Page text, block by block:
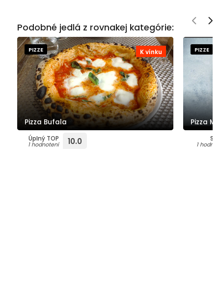
Podobné jedlá z rovnakej kategórie:
K vínku
PIZZE
Pizza Bufala
Úplný TOP
1 hodnotení 10.0
PIZZE
Pizza
1